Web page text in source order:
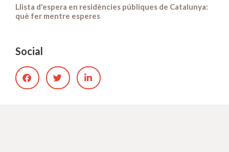
Llista d'espera en residències públiques de Catalunya:
què fer mentre esperes
Social